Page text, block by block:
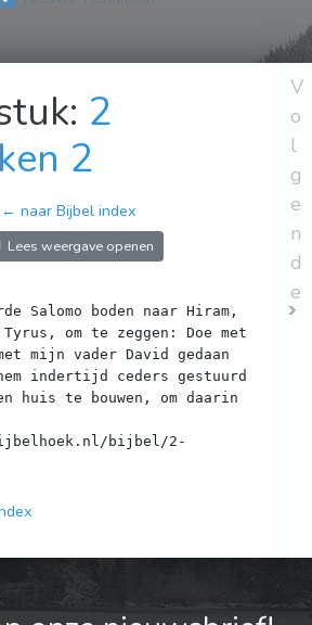
2
2
← naar Bijbel index
Lees weergave openen
Salomo boden naar Hiram,
om te zeggen: Doe met
mijn vader David gedaan
indertijd ceders gestuurd
huis te bouwen, om daarin
bijbel/2-
V
o
l
g
e
n
d
e